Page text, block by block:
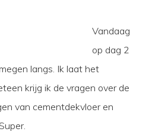
Vandaag
op dag 2
langs. Ik laat het
krijg ik de vragen over de
van cementdekvloer en